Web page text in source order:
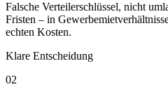
Falsche Verteilerschlüssel, nicht
Fristen – in
echten Kosten.
Klare Entscheidung
02